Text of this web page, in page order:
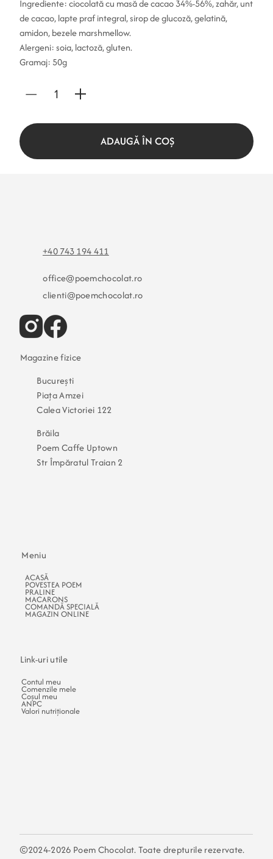
Ingrediente: ciocolată cu masă de cacao 34%-56%, zahăr, unt
de cacao, lapte praf integral, sirop de glucoză, gelatină,
amidon, bezele marshmellow.
Alergeni: soia, lactoză, gluten.
Gramaj: 50g
ADAUGĂ ÎN COȘ
Meniu
ACASĂ
POVESTEA POEM
PRALINE
MACARONS
COMANDĂ SPECIALĂ
MAGAZIN ONLINE
Contul meu
Comenzile mele
Coșul meu
ANPC
Valori nutriționale
Link-uri utile
+40 743 194 411
office@poemchocolat.ro
clienti@poemchocolat.ro
Magazine fizice
București
Piața Amzei
Calea Victoriei 122
Brăila
Poem Caffe Uptown
​Str Împăratul Traian 2
©2024-2026 Poem Chocolat. Toate drepturile rezervate.